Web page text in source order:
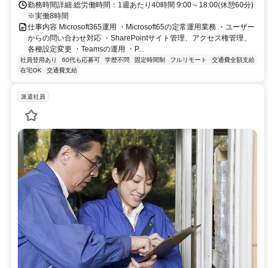
勤務時間詳細 総労働時間：1週あたり40時間 9:00～18:00(休憩60分)
※実働8時間
仕事内容 Microsoft365運用 ・Microsoft65の定常運用業務 ・ユーザー
からの問い合わせ対応 ・SharePointサイト管理、アクセス権管理、
各種設定変更 ・Teamsの運用 ・P...
社員登用あり 60代も応募可 学歴不問 固定時間制 フルリモート
交通費全額支給
在宅OK
交通費支給
派遣社員